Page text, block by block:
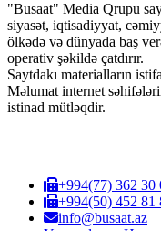
"Busaat" Media Qrupu
siyasət, iqtisadiyyat,
ölkədə və dünyada baş
operativ şəkildə çatdırır.
Saytdakı materialların
Məlumat internet
istinad mütləqdir.
+994(77) 362 30
+994(50) 452 81
info@busaat.az